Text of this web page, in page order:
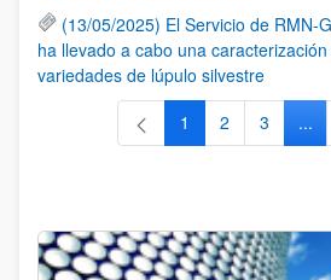
(13/05/2025) El Servicio de RMN-
ha llevado a cabo una
variedades de lúpulo silvestre
Página
1 Página
2 Página
3 ...